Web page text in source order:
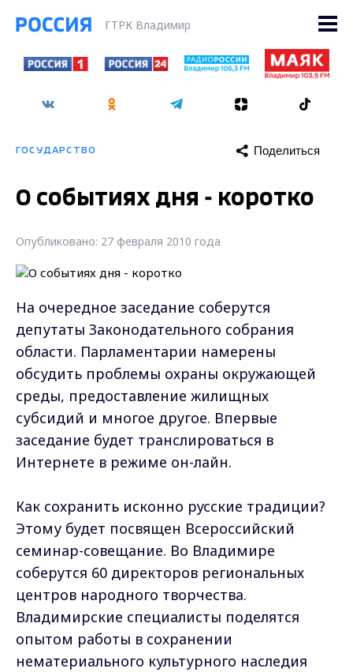
ГТРК Владимир
ГОСУДАРСТВО Поделиться
О событиях дня - коротко
Опубликовано: 27 февраля 2010 года
На очередное заседание соберутся
депутаты Законодательного собрания
области. Парламентарии намерены
обсудить проблемы охраны окружающей
среды, предоставление жилищных
субсидий и многое другое. Впервые
заседание будет транслироваться в
Интернете в режиме он-лайн.
Как сохранить исконно русские традиции?
Этому будет посвящен Всероссийский
семинар-совещание. Во Владимире
соберутся 60 директоров региональных
центров народного творчества.
Владимирские специалисты поделятся
опытом работы в сохранении
нематериального культурного наследия